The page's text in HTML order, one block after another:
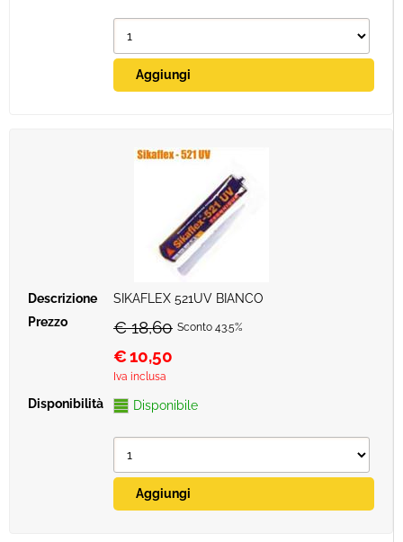
SIKAFLEX 521UV BIANCO
€ 18,60 Sconto 43.5%
€10,50
Iva inclusa
Disponibile